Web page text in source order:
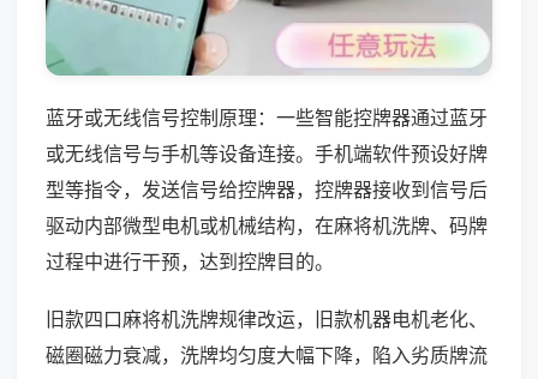
蓝牙或无线信号控制原理：一些智能控牌器通过蓝牙
或无线信号与手机等设备连接。手机端软件预设好牌
型等指令，发送信号给控牌器，控牌器接收到信号后
驱动内部微型电机或机械结构，在麻将机洗牌、码牌
过程中进行干预，达到控牌目的。
旧款四口麻将机洗牌规律改运，旧款机器电机老化、
磁圈磁力衰减，洗牌均匀度大幅下降，陷入劣质牌流